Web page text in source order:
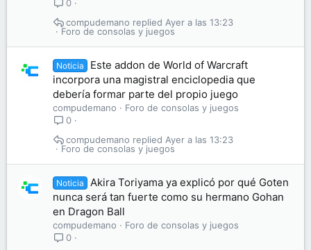
0
Foro de consolas y juegos
Ayer a las 13:23
compudemano
Noticia
Este addon de World of Warcraft
incorpora una magistral enciclopedia que
debería formar parte del propio juego
compudemano
Foro de consolas y juegos
0
Foro de consolas y juegos
Ayer a las 13:23
compudemano
Noticia
Akira Toriyama ya explicó por qué Goten
nunca será tan fuerte como su hermano Gohan
en Dragon Ball
compudemano
Foro de consolas y juegos
0